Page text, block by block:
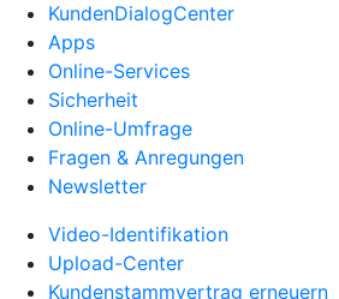
KundenDialogCenter
Apps
Online-Services
Sicherheit
Online-Umfrage
Fragen & Anregungen
Newsletter
Video-Identifikation
Upload-Center
Kundenstammvertrag erneuern